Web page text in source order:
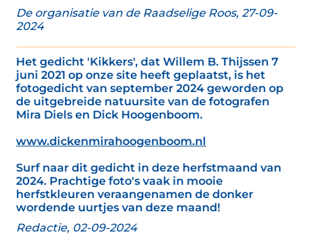
De organisatie van de Raadselige Roos, 27-09-
2024
Het gedicht 'Kikkers', dat Willem B. Thijssen 7
juni 2021 op onze site heeft geplaatst, is het
fotogedicht van september 2024 geworden op
de uitgebreide natuursite van de fotografen
Mira Diels en Dick Hoogenboom.
www.dickenmirahoogenboom.nl
Surf naar dit gedicht in deze herfstmaand van
2024. Prachtige foto's vaak in mooie
herfstkleuren veraangenamen de donker
wordende uurtjes van deze maand!
Redactie, 02-09-2024